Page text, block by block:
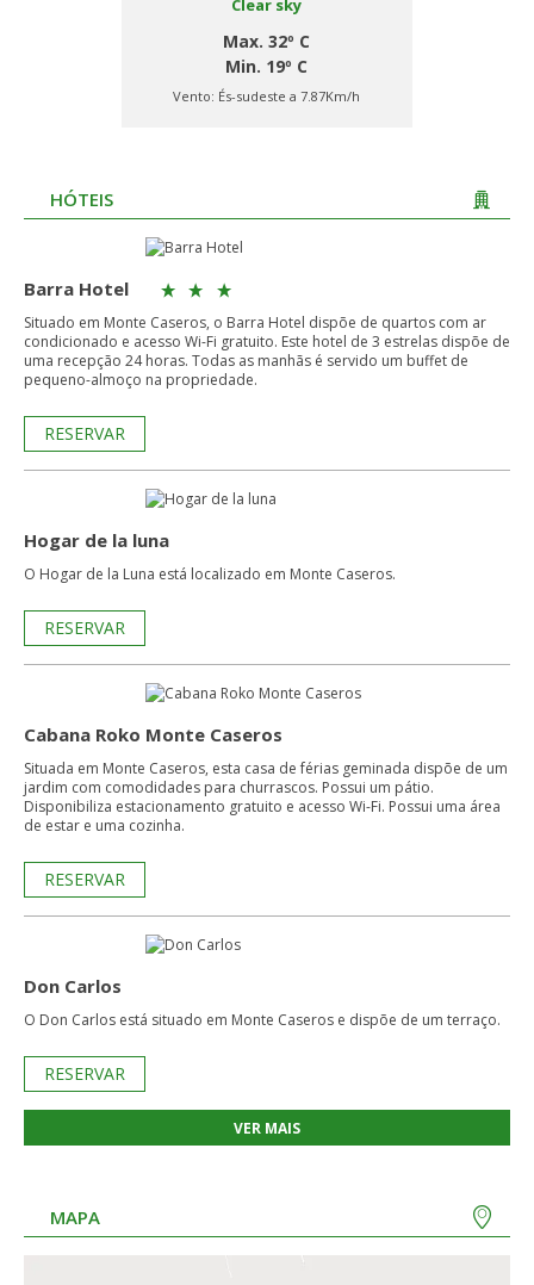
Clear sky
Max. 32º C
Min. 19º C
Vento: És-sudeste a 7.87Km/h
HÓTEIS
Barra Hotel
Situado em Monte Caseros, o Barra Hotel dispõe de quartos com ar
condicionado e acesso Wi-Fi gratuito. Este hotel de 3 estrelas dispõe de
uma recepção 24 horas. Todas as manhãs é servido um buffet de
pequeno-almoço na propriedade.
RESERVAR
Hogar de la luna
O Hogar de la Luna está localizado em Monte Caseros.
RESERVAR
Cabana Roko Monte Caseros
Situada em Monte Caseros, esta casa de férias geminada dispõe de um
jardim com comodidades para churrascos. Possui um pátio.
Disponibiliza estacionamento gratuito e acesso Wi-Fi. Possui uma área
de estar e uma cozinha.
RESERVAR
Don Carlos
O Don Carlos está situado em Monte Caseros e dispõe de um terraço.
RESERVAR
VER MAIS
MAPA